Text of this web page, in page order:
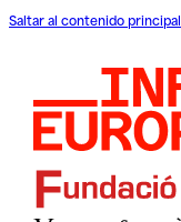
Saltar al contenido principal